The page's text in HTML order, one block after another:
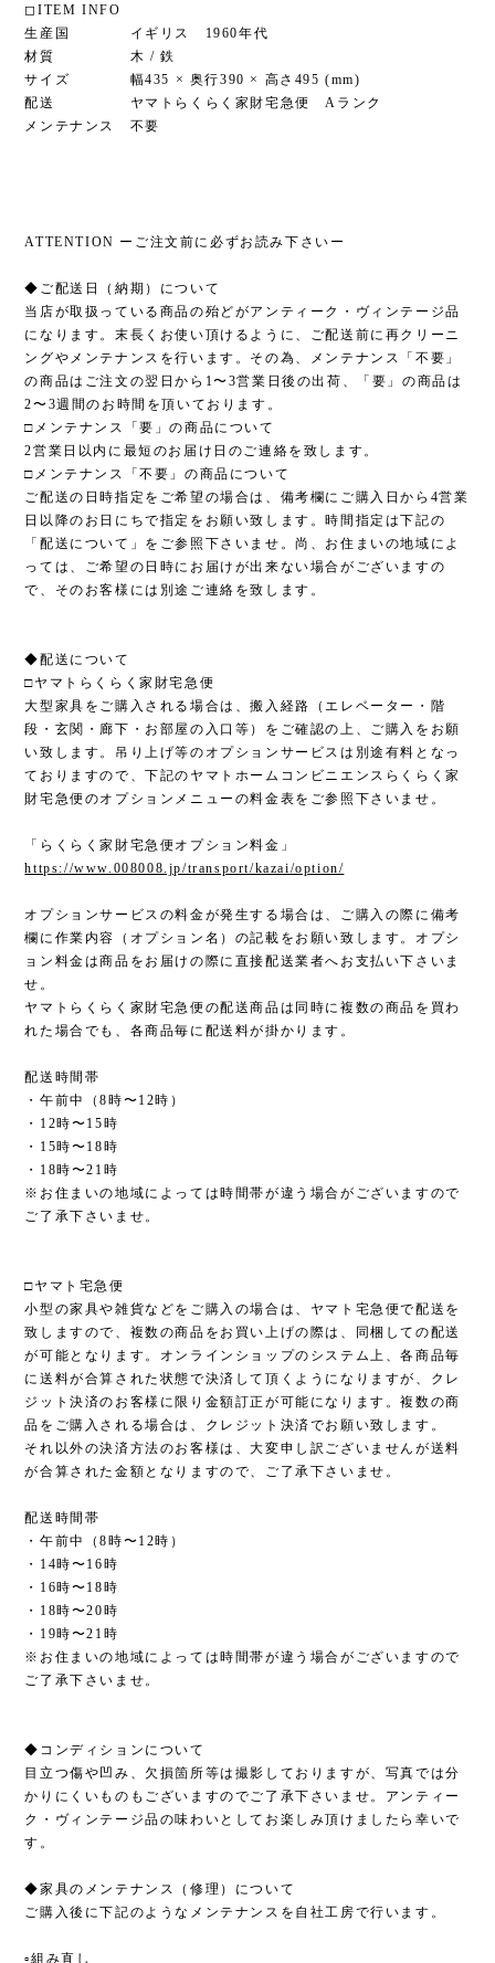
◻︎ITEM INFO
生産国 イギリス 1960年代
材質 木 / 鉄
サイズ 幅435 × 奥行390 × 高さ495 (mm)
配送 ヤマトらくらく家財宅急便 Aランク
メンテナンス 不要
ATTENTION ーご注文前に必ずお読み下さいー
◆ご配送日（納期）について
当店が取扱っている商品の殆どがアンティーク・ヴィンテージ品
になります。末長くお使い頂けるように、ご配送前に再クリーニ
ングやメンテナンスを行います。その為、メンテナンス「不要」
の商品はご注文の翌日から1〜3営業日後の出荷、「要」の商品は
2〜3週間のお時間を頂いております。
□メンテナンス「要」の商品について
2営業日以内に最短のお届け日のご連絡を致します。
□メンテナンス「不要」の商品について
ご配送の日時指定をご希望の場合は、備考欄にご購入日から4営業
日以降のお日にちで指定をお願い致します。時間指定は下記の
「配送について」をご参照下さいませ。尚、お住まいの地域によ
っては、ご希望の日時にお届けが出来ない場合がございますの
で、そのお客様には別途ご連絡を致します。
◆配送について
□ヤマトらくらく家財宅急便
大型家具をご購入される場合は、搬入経路（エレベーター・階
段・玄関・廊下・お部屋の入口等）をご確認の上、ご購入をお願
い致します。吊り上げ等のオプションサービスは別途有料となっ
ておりますので、下記のヤマトホームコンビニエンスらくらく家
財宅急便のオプションメニューの料金表をご参照下さいませ。
「らくらく家財宅急便オプション料金」
https://www.008008.jp/transport/kazai/option/
オプションサービスの料金が発生する場合は、ご購入の際に備考
欄に作業内容（オプション名）の記載をお願い致します。オプシ
ョン料金は商品をお届けの際に直接配送業者へお支払い下さいま
せ。
ヤマトらくらく家財宅急便の配送商品は同時に複数の商品を買わ
れた場合でも、各商品毎に配送料が掛かります。
配送時間帯
・午前中（8時〜12時）
・12時〜15時
・15時〜18時
・18時〜21時
※お住まいの地域によっては時間帯が違う場合がございますので
ご了承下さいませ。
□ヤマト宅急便
小型の家具や雑貨などをご購入の場合は、ヤマト宅急便で配送を
致しますので、複数の商品をお買い上げの際は、同梱しての配送
が可能となります。オンラインショップのシステム上、各商品毎
に送料が合算された状態で決済して頂くようになりますが、クレ
ジット決済のお客様に限り金額訂正が可能になります。複数の商
品をご購入される場合は、クレジット決済でお願い致します。
それ以外の決済方法のお客様は、大変申し訳ございませんが送料
が合算された金額となりますので、ご了承下さいませ。
配送時間帯
・午前中（8時〜12時）
・14時〜16時
・16時〜18時
・18時〜20時
・19時〜21時
※お住まいの地域によっては時間帯が違う場合がございますので
ご了承下さいませ。
◆コンディションについて
目立つ傷や凹み、欠損箇所等は撮影しておりますが、写真では分
かりにくいものもございますのでご了承下さいませ。アンティー
ク・ヴィンテージ品の味わいとしてお楽しみ頂けましたら幸いで
す。
◆家具のメンテナンス（修理）について
ご購入後に下記のようなメンテナンスを自社工房で行います。
▫︎組み直し